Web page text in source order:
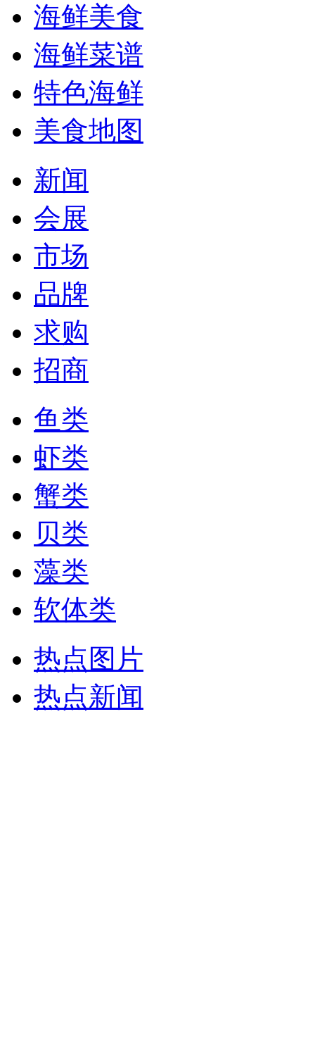
海鲜美食
海鲜菜谱
特色海鲜
美食地图
新闻
会展
市场
品牌
求购
招商
鱼类
虾类
蟹类
贝类
藻类
软体类
热点图片
热点新闻